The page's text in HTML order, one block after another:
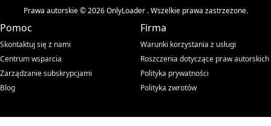
Prawa autorskie © 2026 OnlyLoader . Wszelkie prawa zastrzeżone.
Pomoc
Skontaktuj się z nami
Centrum wsparcia
Zarządzanie subskrypcjami
Blog
Firma
Warunki korzystania z usługi
Roszczenia dotyczące praw autorskich
Polityka prywatności
Polityka zwrotów